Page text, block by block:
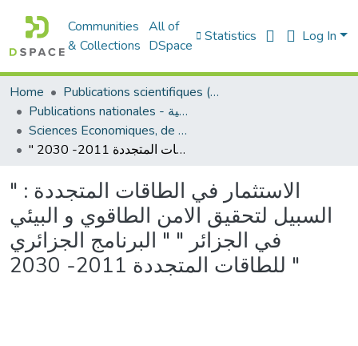
Communities
& Collections
All of
DSpace
Statistics Log In
Home
Publications scientifiques (Laboratoires)
Publications nationales - منشورات وطنية
Sciences Economiques, de Gestion et Commerciales - العلوم الإقتصادية و التجارية و علوم التسيير
" الاستثمار في الطاقات المتجددة : السبيل لتحقيق الامن الطاقوي و البيئي في الجزائر " " البرنامج الجزائري للطاقات المتجددة 2011- 2030 "
" الاستثمار في الطاقات المتجددة :
السبيل لتحقيق الامن الطاقوي و البيئي
في الجزائر " " البرنامج الجزائري
للطاقات المتجددة 2011- 2030 "